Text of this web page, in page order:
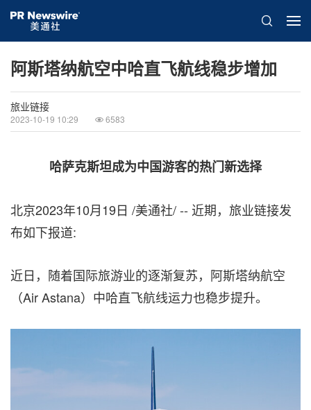
阿斯塔纳航空中哈直飞航线稳步增加
旅业链接
2023-10-19 10:29 6583
哈萨克斯坦成为中国游客的热门新选择
北京2023年10月19日 /美通社/ -- 近期，旅业链接发
布如下报道:
近日，随着国际旅游业的逐渐复苏，阿斯塔纳航空
（Air Astana）中哈直飞航线运力也稳步提升。